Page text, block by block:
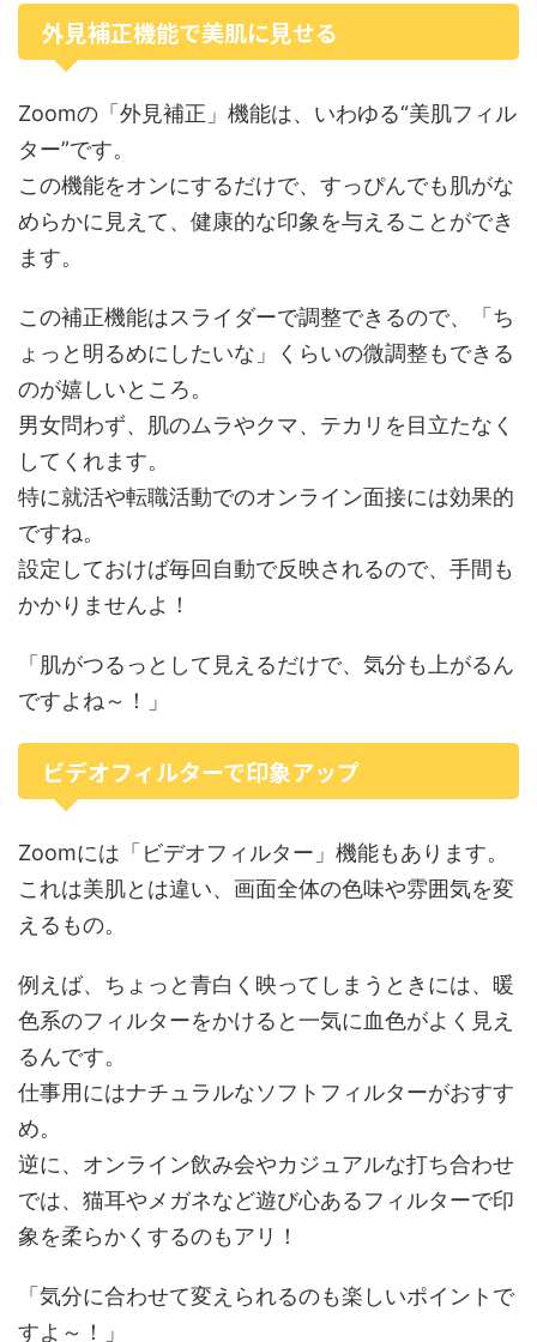
外見補正機能で美肌に見せる
Zoomの「外見補正」機能は、いわゆる“美肌フィル
ター”です。
この機能をオンにするだけで、すっぴんでも肌がな
めらかに見えて、健康的な印象を与えることができ
ます。
この補正機能はスライダーで調整できるので、「ち
ょっと明るめにしたいな」くらいの微調整もできる
のが嬉しいところ。
男女問わず、肌のムラやクマ、テカリを目立たなく
してくれます。
特に就活や転職活動でのオンライン面接には効果的
ですね。
設定しておけば毎回自動で反映されるので、手間も
かかりませんよ！
「肌がつるっとして見えるだけで、気分も上がるん
ですよね～！」
ビデオフィルターで印象アップ
Zoomには「ビデオフィルター」機能もあります。
これは美肌とは違い、画面全体の色味や雰囲気を変
えるもの。
例えば、ちょっと青白く映ってしまうときには、暖
色系のフィルターをかけると一気に血色がよく見え
るんです。
仕事用にはナチュラルなソフトフィルターがおすす
め。
逆に、オンライン飲み会やカジュアルな打ち合わせ
では、猫耳やメガネなど遊び心あるフィルターで印
象を柔らかくするのもアリ！
「気分に合わせて変えられるのも楽しいポイントで
すよ～！」